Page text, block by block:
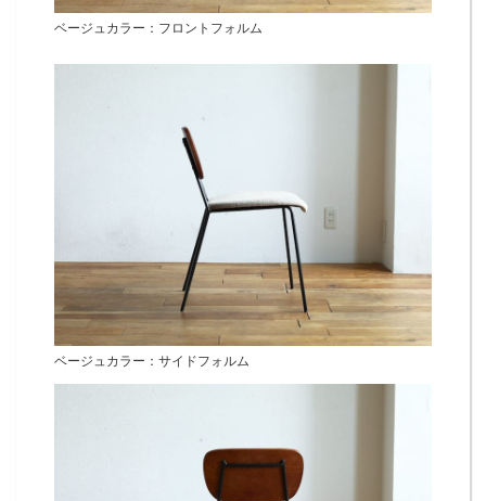
ベージュカラー：フロントフォルム
ベージュカラー：サイドフォルム